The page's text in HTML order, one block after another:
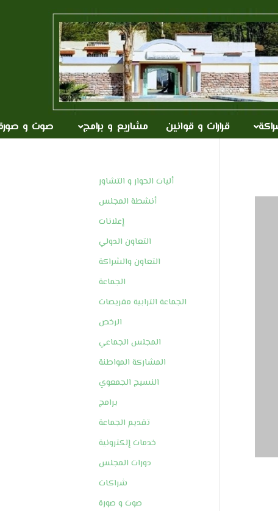
قرارات و قوانين مشاريع و برامج صوت و
أليات الحوار و التشاور
أنشطة المجلس
إعلانات
التعاون الدولي
التعاون والشراكة
الجماعة
الجماعة الترابية مقريصات
الرخص
المجلس الجماعي
المشاركة المواطنة
النسيج الجمعوي
برامج
تقديم الجماعة
خدمات إلكترونية
دورات المجلس
شراكات
صوت و صورة